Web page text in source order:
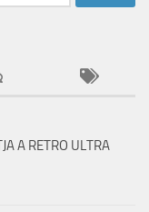
A RETRO ULTRA